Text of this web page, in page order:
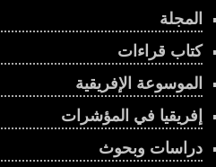
المجلة
كتاب قراءات
الموسوعة الإفريقية
إفريقيا في المؤشرات
دراسات وبحوث